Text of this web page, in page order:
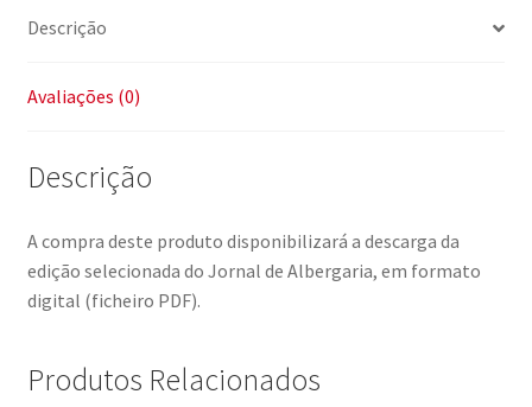
Descrição
Avaliações (0)
Descrição
A compra deste produto disponibilizará a descarga da
edição selecionada do Jornal de Albergaria, em formato
digital (ficheiro PDF).
Produtos Relacionados